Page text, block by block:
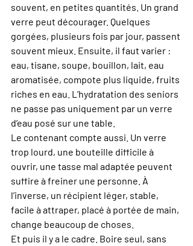
souvent, en petites quantités. Un grand
verre peut décourager. Quelques
gorgées, plusieurs fois par jour, passent
souvent mieux. Ensuite, il faut varier :
eau, tisane, soupe, bouillon, lait, eau
aromatisée, compote plus liquide, fruits
riches en eau. L’hydratation des seniors
ne passe pas uniquement par un verre
d’eau posé sur une table.
Le contenant compte aussi. Un verre
trop lourd, une bouteille difficile à
ouvrir, une tasse mal adaptée peuvent
suffire à freiner une personne. À
l’inverse, un récipient léger, stable,
facile à attraper, placé à portée de main,
change beaucoup de choses.
Et puis il y a le cadre. Boire seul, sans